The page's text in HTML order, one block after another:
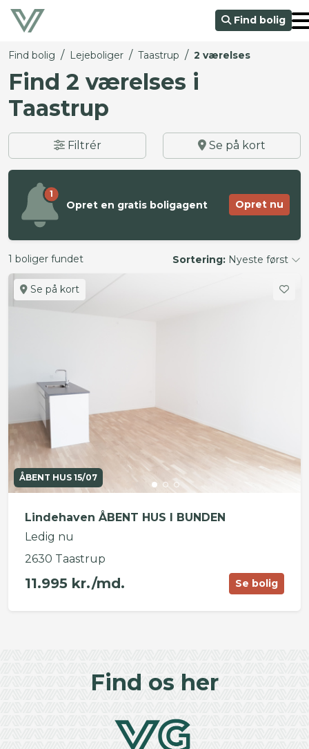
Find bolig
Find bolig / Lejeboliger / Taastrup / 2 værelses
Find 2 værelses i
Taastrup
Filtrér Se på kort
1
Opret en gratis boligagent Opret nu
1 boliger fundet Sortering: Nyeste først
Se på kort
ÅBENT HUS 15/07
Lindehaven ÅBENT HUS I BUNDEN
Ledig nu
2630 Taastrup
11.995 kr./md. Se bolig
Find os her